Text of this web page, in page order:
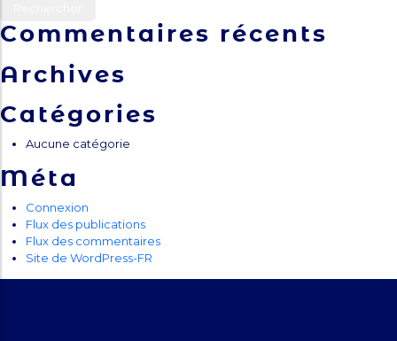
Commentaires récents
Archives
Catégories
Aucune catégorie
Méta
Connexion
Flux des publications
Flux des commentaires
Site de WordPress-FR